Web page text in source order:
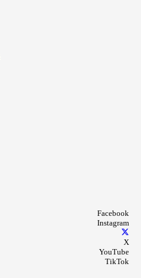
Facebook
Instagram
X
YouTube
TikTok